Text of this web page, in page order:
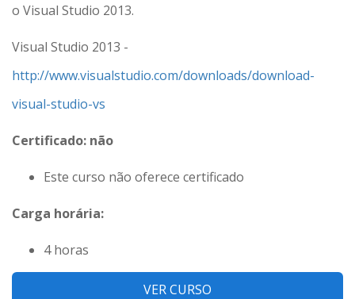
o Visual Studio 2013.
Visual Studio 2013 -
http://www.visualstudio.com/downloads/download-
visual-studio-vs
Certificado: não
Este curso não oferece certificado
Carga horária:
4 horas
VER CURSO